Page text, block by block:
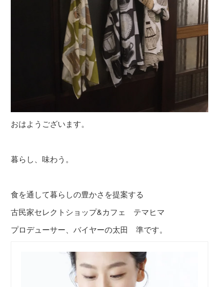
おはようございます。
暮らし、味わう。
食を通して暮らしの豊かさを提案する
古民家セレクトショップ&カフェ テマヒマ
プロデューサー、バイヤーの太田 準です。